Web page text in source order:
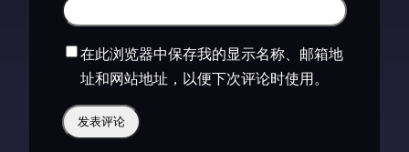
在此浏览器中保存我的显示名称、邮箱地
址和网站地址，以便下次评论时使用。